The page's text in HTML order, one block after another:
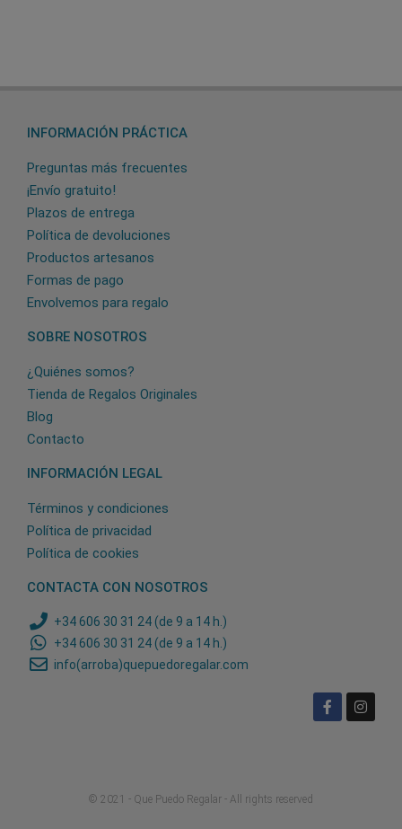
INFORMACIÓN PRÁCTICA
Preguntas más frecuentes
¡Envío gratuito!
Plazos de entrega
Política de devoluciones
Productos artesanos
Formas de pago
Envolvemos para regalo
SOBRE NOSOTROS
¿Quiénes somos?
Tienda de Regalos Originales
Blog
Contacto
INFORMACIÓN LEGAL
Términos y condiciones
Política de privacidad
Política de cookies
CONTACTA CON NOSOTROS
+34 606 30 31 24 (de 9 a 14 h.)
+34 606 30 31 24 (de 9 a 14 h.)
info(arroba)quepuedoregalar.com
© 2021 - Que Puedo Regalar - All rights reserved